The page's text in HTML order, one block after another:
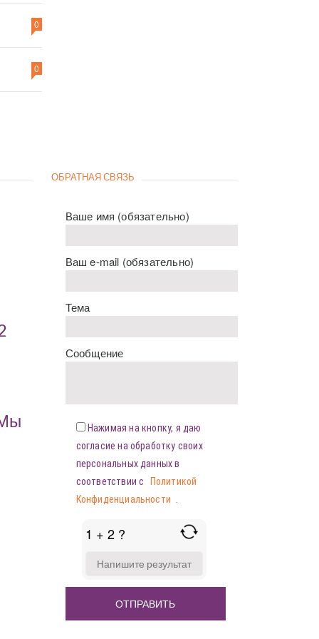
0
0
ОБРАТНАЯ СВЯЗЬ
Ваше имя (обязательно)
Ваш e-mail (обязательно)
Тема
Сообщение
Нажимая на кнопку, я даю
согласие на обработку своих
персональных данных в
соответствии с
Политикой
Конфиденциальности
1 + 2 ?
FOR